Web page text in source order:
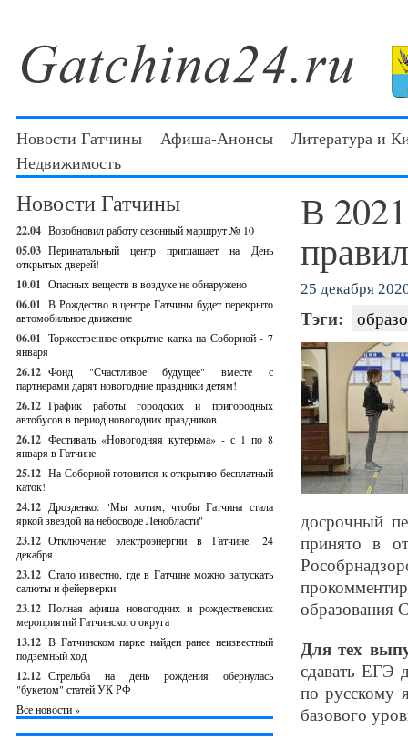
Новости Гатчины Афиша-Анонсы
Литература и
Недвижимость
Новости Гатчины
22.04 Возобновил работу сезонный маршрут № 10
05.03 Перинатальный центр приглашает на День
открытых дверей!
10.01 Опасных веществ в воздухе не обнаружено
06.01 В Рождество в центре Гатчины будет перекрыто
автомобильное движение
06.01 Торжественное открытие катка на Соборной - 7
января
26.12 Фонд "Счастливое будущее" вместе с
партнерами дарят новогодние праздники детям!
26.12 График работы городских и пригородных
автобусов в период новогодних праздников
26.12 Фестиваль «Новогодняя кутерьма» - с 1 по 8
января в Гатчине
25.12 На Соборной готовится к открытию бесплатный
каток!
24.12 Дрозденко: "Мы хотим, чтобы Гатчина стала
яркой звездой на небосводе Ленобласти"
23.12 Отключение электроэнергии в Гатчине: 24
декабря
23.12 Стало известно, где в Гатчине можно запускать
салюты и фейерверки
23.12 Полная афиша новогодних и рождественских
мероприятий Гатчинского округа
13.12 В Гатчинском парке найден ранее неизвестный
подземный ход
12.12 Стрельба на день рождения обернулась
"букетом" статей УК РФ
Все новости »
В
25 декабря
Тэги:
досрочный
принято в
образования
Для тех
сдавать ЕГЭ
по русскому
базового